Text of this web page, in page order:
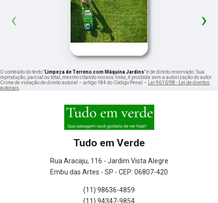
‹ ›
O conteúdo do texto "Limpeza de Terreno com Máquina Jardins" é de direito reservado. Sua
reprodução, parcial ou total, mesmo citando nossos links, é proibida sem a autorização do autor.
Crime de violação de direito autoral – artigo 184 do Código Penal – Lei 9610/98 - Lei de direitos
autorais.
Tudo em Verde
Rua Aracaju, 116 - Jardim Vista Alegre
Embu das Artes - SP - CEP: 06807-420
(11) 98636-4859
(11) 94347-9854